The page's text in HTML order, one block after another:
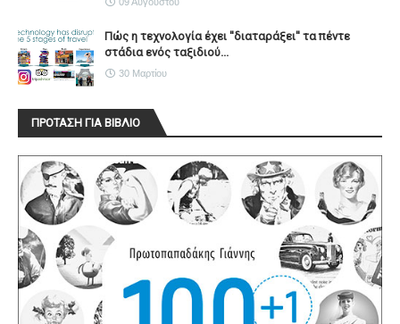
Πώς η τεχνολογία έχει ''διαταράξει'' τα πέντε
στάδια ενός ταξιδιού...
30 Μαρτίου
ΠΡΟΤΑΣΗ ΓΙΑ ΒΙΒΛΙΟ